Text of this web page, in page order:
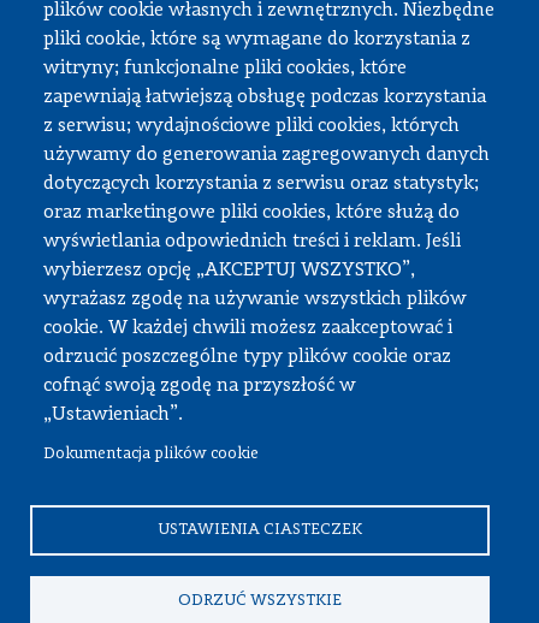
plików cookie własnych i zewnętrznych. Niezbędne
pliki cookie, które są wymagane do korzystania z
witryny; funkcjonalne pliki cookies, które
zapewniają łatwiejszą obsługę podczas korzystania
z serwisu; wydajnościowe pliki cookies, których
używamy do generowania zagregowanych danych
dotyczących korzystania z serwisu oraz statystyk;
oraz marketingowe pliki cookies, które służą do
wyświetlania odpowiednich treści i reklam. Jeśli
wybierzesz opcję „AKCEPTUJ WSZYSTKO”,
wyrażasz zgodę na używanie wszystkich plików
cookie. W każdej chwili możesz zaakceptować i
odrzucić poszczególne typy plików cookie oraz
cofnąć swoją zgodę na przyszłość w
„Ustawieniach”.
Dokumentacja plików cookie
USTAWIENIA CIASTECZEK
ODRZUĆ WSZYSTKIE
Praktyki studenckie
Dokumenty do pobrania
Strefa pracownika
APD
SAP PW
Intranet
Sprawy socjalne
Repozytorium
Wydział Samochodów i Maszyn Roboczych